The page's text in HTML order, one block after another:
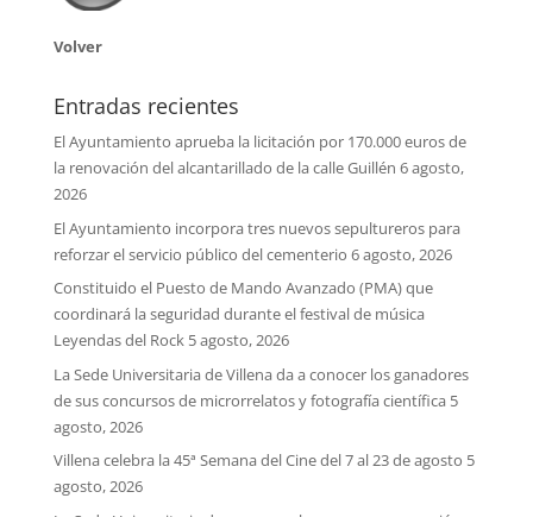
Volver
Entradas recientes
El Ayuntamiento aprueba la licitación por 170.000 euros de
la renovación del alcantarillado de la calle Guillén 6 agosto,
2026
El Ayuntamiento incorpora tres nuevos sepultureros para
reforzar el servicio público del cementerio 6 agosto, 2026
Constituido el Puesto de Mando Avanzado (PMA) que
coordinará la seguridad durante el festival de música
Leyendas del Rock 5 agosto, 2026
La Sede Universitaria de Villena da a conocer los ganadores
de sus concursos de microrrelatos y fotografía científica 5
agosto, 2026
Villena celebra la 45ª Semana del Cine del 7 al 23 de agosto 5
agosto, 2026